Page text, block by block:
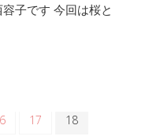
子です 今回は桜と
17
18